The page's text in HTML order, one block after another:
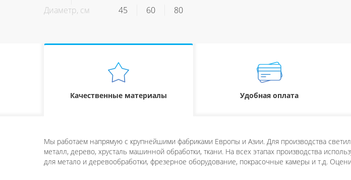
Диаметр, см
45 60 80
Качественные материалы Удобная оплата
Мы работаем напрямую с крупнейшими фабриками Европы и Азии. Для производства
металл, дерево, хрусталь машинной обработки, ткани. На всех этапах производства
для метало и деревообработки, фрезерное оборудование, покрасочные камеры и т.д.